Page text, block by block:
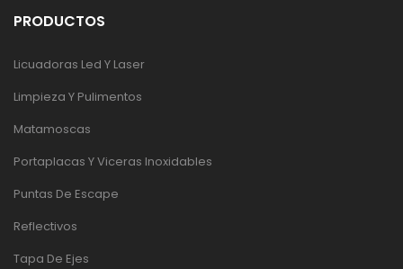
PRODUCTOS
Licuadoras Led Y Laser
Limpieza Y Pulimentos
Matamoscas
Portaplacas Y Viceras Inoxidables
Puntas De Escape
Reflectivos
Tapa De Ejes